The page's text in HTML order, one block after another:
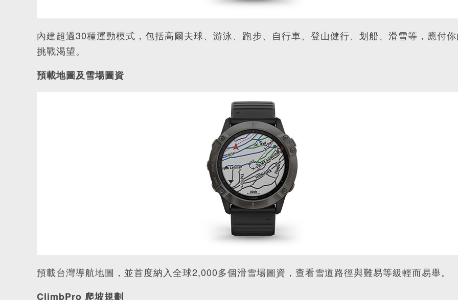
內建超過30種運動模式，包括高爾夫球、游泳、跑步、自行車、登山健行、划船、滑雪等，應付
挑戰渴望。
預載地圖及雪場圖資
預載台灣導航地圖，並首度納入全球2,000多個滑雪場圖資，查看雪道路徑與難易等級輕而易舉。
ClimbPro 爬坡規劃